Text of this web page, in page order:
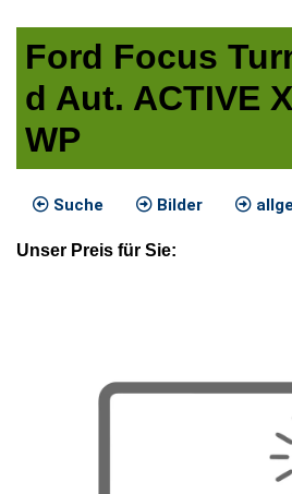
Ford Focus
d Aut. ACTIVE
WP
Suche Bilder
Unser Preis für Sie: